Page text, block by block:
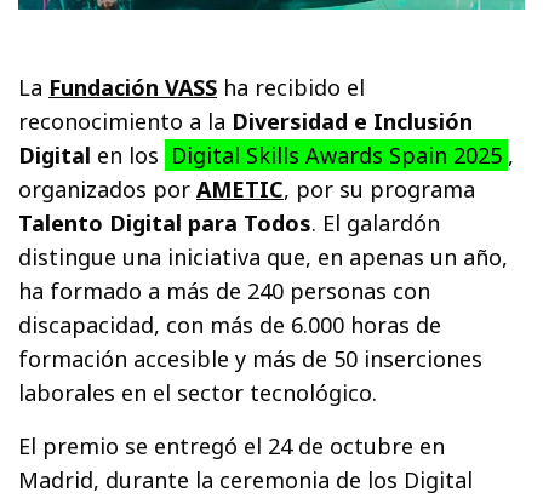
La Fundación VASS ha recibido el
reconocimiento a la Diversidad e Inclusión
Digital en los Digital Skills Awards Spain 2025 ,
organizados porAMETIC, por su programa
Talento Digital para Todos. El galardón
distingue una iniciativa que, en apenas un año,
ha formado a más de 240 personas con
discapacidad, con más de 6.000 horas de
formación accesible y más de 50 inserciones
laborales en el sector tecnológico.
El premio se entregó el 24 de octubre en
Madrid, durante la ceremonia de los Digital